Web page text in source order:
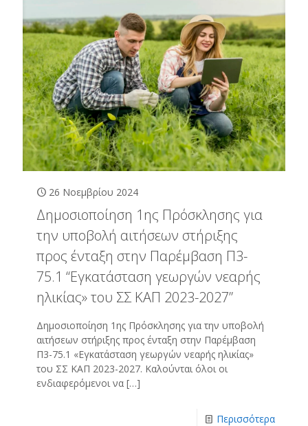
26 Νοεμβρίου 2024
Δημοσιοποίηση 1ης Πρόσκλησης για
την υποβολή αιτήσεων στήριξης
προς ένταξη στην Παρέμβαση Π3-
75.1 “Εγκατάσταση γεωργών νεαρής
ηλικίας» του ΣΣ ΚΑΠ 2023-2027”
Δημοσιοποίηση 1ης Πρόσκλησης για την υποβολή
αιτήσεων στήριξης προς ένταξη στην Παρέμβαση
Π3-75.1 «Εγκατάσταση γεωργών νεαρής ηλικίας»
του ΣΣ ΚΑΠ 2023-2027. Καλούνται όλοι οι
ενδιαφερόμενοι να […]
Περισσότερα